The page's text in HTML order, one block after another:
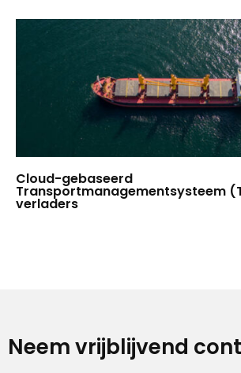
Cloud-gebaseerd
Transportmanagementsysteem
verladers
Neem vrijblijvend